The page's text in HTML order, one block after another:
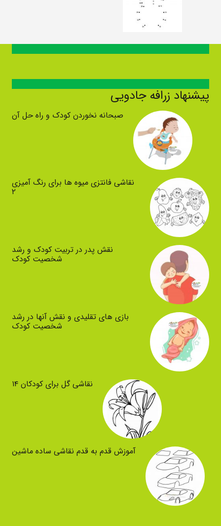
پیشنهاد زرافه جادویی
صبحانه نخوردن کودک و راه حل آن
نقاشی فانتزی میوه ها برای رنگ آمیزی
۲
نقش پدر در تربیت کودک و رشد
شخصیت کودک
بازی های تقلیدی و نقش آنها در رشد
شخصیت کودک
نقاشی گل برای کودکان ۱۴
آموزش قدم به قدم نقاشی ساده ماشین